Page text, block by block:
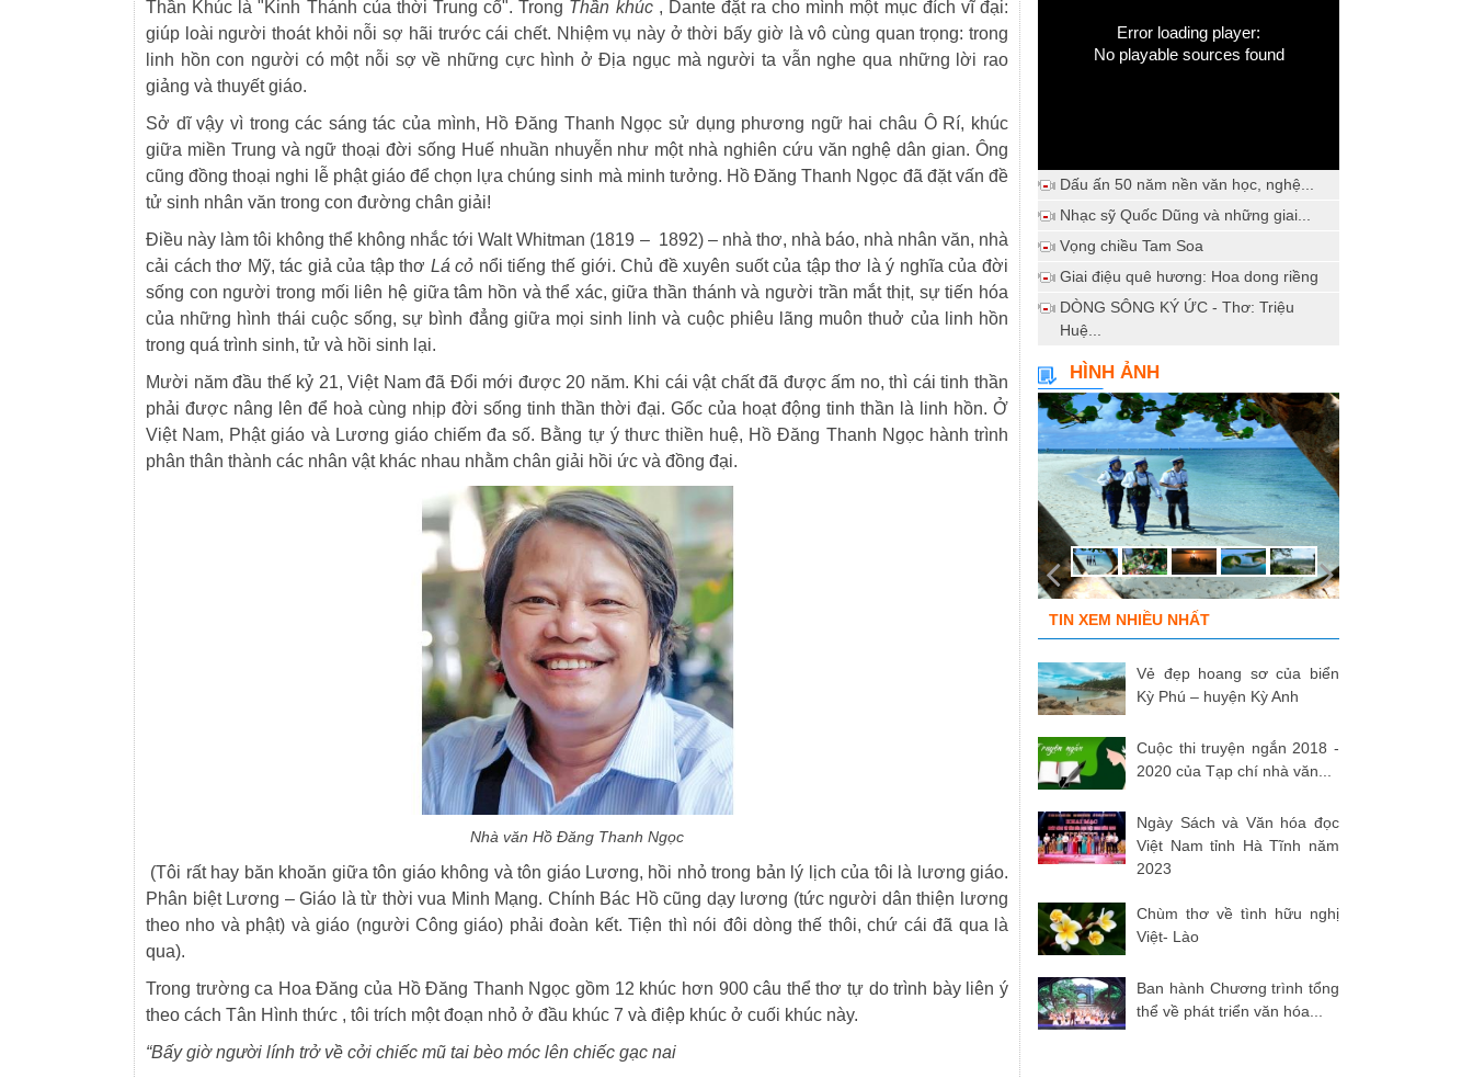
Thần Khúc là "Kinh Thánh của thời Trung cổ". Trong Thần khúc, Dante đặt ra cho mình một mục đích vĩ đại:
giúp loài người thoát khỏi nỗi sợ hãi trước cái chết. Nhiệm vụ này ở thời bấy giờ là vô cùng quan trọng: trong
linh hồn con người có một nỗi sợ về những cực hình ở Địa ngục mà người ta vẫn nghe qua những lời rao
giảng và thuyết giáo.
Sở dĩ vậy vì trong các sáng tác của mình, Hồ Đăng Thanh Ngọc sử dụng phương ngữ hai châu Ô Rí, khúc
giữa miền Trung và ngữ thoại đời sống Huế nhuần nhuyễn như một nhà nghiên cứu văn nghệ dân gian. Ông
cũng đồng thoại nghi lễ phật giáo để chọn lựa chúng sinh mà minh tưởng. Hồ Đăng Thanh Ngọc đã đặt vấn đề
tử sinh nhân văn trong con đường chân giải!
Điều này làm tôi không thể không nhắc tới Walt Whitman (1819 – 1892) – nhà thơ, nhà báo, nhà nhân văn, nhà
cải cách thơ Mỹ, tác giả của tập thơ Lá cỏ nổi tiếng thế giới. Chủ đề xuyên suốt của tập thơ là ý nghĩa của đời
sống con người trong mối liên hệ giữa tâm hồn và thể xác, giữa thần thánh và người trần mắt thịt, sự tiến hóa
của những hình thái cuộc sống, sự bình đẳng giữa mọi sinh linh và cuộc phiêu lãng muôn thuở của linh hồn
trong quá trình sinh, tử và hồi sinh lại.
Mười năm đầu thế kỷ 21, Việt Nam đã Đổi mới được 20 năm. Khi cái vật chất đã được ấm no, thì cái tinh thần
phải được nâng lên để hoà cùng nhịp đời sống tinh thần thời đại. Gốc của hoạt động tinh thần là linh hồn. Ở
Việt Nam, Phật giáo và Lương giáo chiếm đa số. Bằng tự ý thưc thiền huệ, Hồ Đăng Thanh Ngọc hành trình
phân thân thành các nhân vật khác nhau nhằm chân giải hồi ức và đồng đại.
Nhà văn Hồ Đăng Thanh Ngọc
(Tôi rất hay băn khoăn giữa tôn giáo không và tôn giáo Lương, hồi nhỏ trong bản lý lịch của tôi là lương giáo.
Phân biệt Lương – Giáo là từ thời vua Minh Mạng. Chính Bác Hồ cũng dạy lương (tức người dân thiện lương
theo nho và phật) và giáo (người Công giáo) phải đoàn kết. Tiện thì nói đôi dòng thế thôi, chứ cái đã qua là
qua).
Trong trường ca Hoa Đăng của Hồ Đăng Thanh Ngọc gồm 12 khúc hơn 900 câu thể thơ tự do trình bày liên ý
theo cách Tân Hình thức , tôi trích một đoạn nhỏ ở đầu khúc 7 và điệp khúc ở cuối khúc này.
“Bấy giờ người lính trở về cởi chiếc mũ tai bèo móc lên chiếc gạc nai
Error loading player:
No playable sources found
Dấu ấn 50 năm nền văn học, nghệ...
Nhạc sỹ Quốc Dũng và những giai...
Vọng chiều Tam Soa
Giai điệu quê hương: Hoa dong riềng
DÒNG SÔNG KÝ ỨC - Thơ: Triệu
Huệ...
HÌNH ẢNH
TIN XEM NHIỀU NHẤT
Vẻ đẹp hoang sơ của biển
Kỳ Phú – huyện Kỳ Anh
Cuộc thi truyện ngắn 2018 -
2020 của Tạp chí nhà văn...
Ngày Sách và Văn hóa đọc
Việt Nam tỉnh Hà Tĩnh năm
2023
Chùm thơ về tình hữu nghị
Việt- Lào
Ban hành Chương trình tổng
thể về phát triển văn hóa...